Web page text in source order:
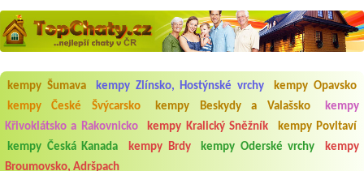
kempy Šumava kempy Zlínsko, Hostýnské vrchy
kempy Opavsko
kempy České Švýcarsko
kempy Beskydy a Valašsko
kempy
Křivoklátsko a Rakovnicko
kempy Kralický Sněžník
kempy Povltaví
kempy Česká Kanada
kempy Brdy kempy Oderské vrchy
kempy
Broumovsko, Adršpach
Aneta Melicharová***
Byli jsme zde v týdnu od 25.7. do 1.8. 2026. Kemp jako takový je pěkný.